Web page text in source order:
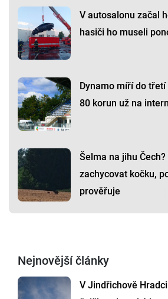
V autosalonu začal
hasiči ho museli
Dynamo míří do třetí
80 korun už na
Šelma na jihu
zachycovat kočku,
prověřuje
Nejnovější články
V Jindřichově